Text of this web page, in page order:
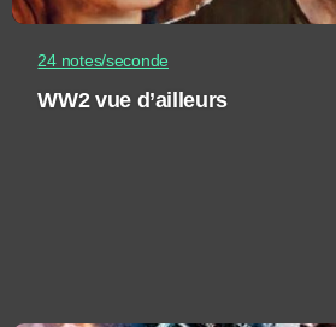
24 notes/seconde
WW2 vue d’ailleurs